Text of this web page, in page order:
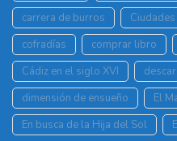
carrera de burros
Ciudades
cofradías
comprar libro
Cádiz en el siglo XVI
dimensión de ensueño
El
En busca de la Hija del Sol